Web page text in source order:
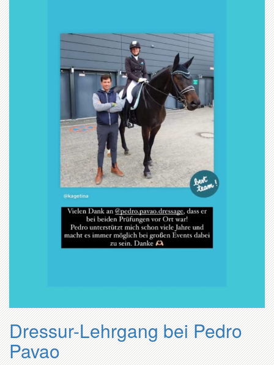
Dressur-Lehrgang bei Pedro
Pavao